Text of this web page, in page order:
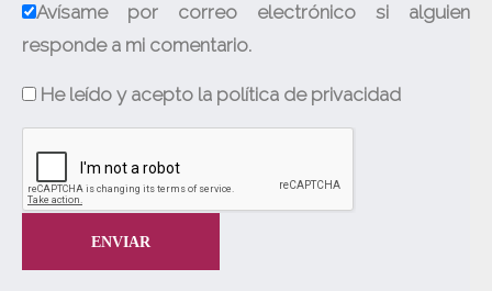
Avísame por correo electrónico si alguien
responde a mi comentario.
He leído y acepto la política de privacidad